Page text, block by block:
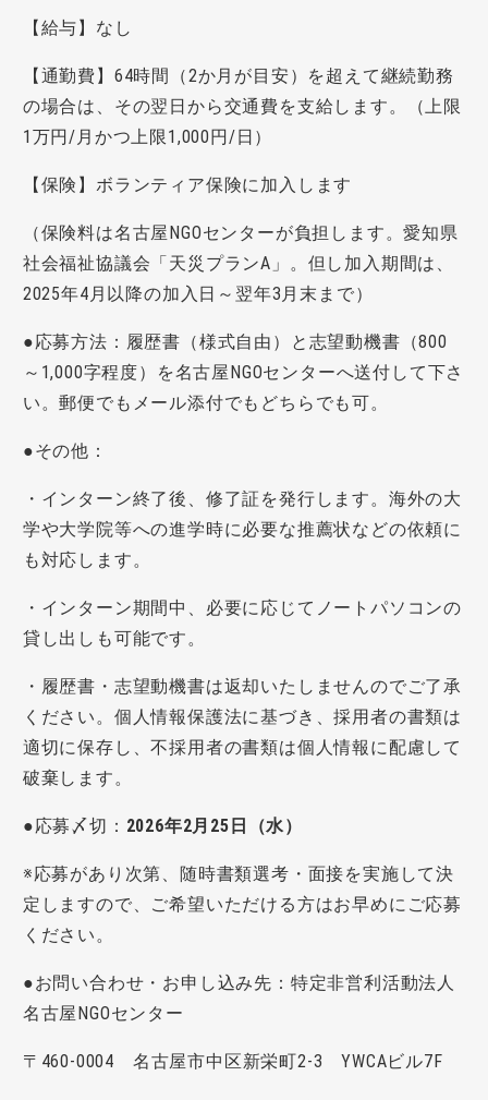
【給与】なし
【通勤費】64時間（2か月が目安）を超えて継続勤務
の場合は、その翌日から交通費を支給します。（上限
1万円/月かつ上限1,000円/日）
【保険】ボランティア保険に加入します
（保険料は名古屋NGOセンターが負担します。愛知県
社会福祉協議会「天災プランA」。但し加入期間は、
2025年4月以降の加入日～翌年3月末まで）
●応募方法：履歴書（様式自由）と志望動機書（800
～1,000字程度）を名古屋NGOセンターへ送付して下さ
い。郵便でもメール添付でもどちらでも可。
●その他：
・インターン終了後、修了証を発行します。海外の大
学や大学院等への進学時に必要な推薦状などの依頼に
も対応します。
・インターン期間中、必要に応じてノートパソコンの
貸し出しも可能です。
・履歴書・志望動機書は返却いたしませんのでご了承
ください。個人情報保護法に基づき、採用者の書類は
適切に保存し、不採用者の書類は個人情報に配慮して
破棄します。
●応募〆切： 2026年2月25日（水）
※応募があり次第、随時書類選考・面接を実施して決
定しますので、ご希望いただける方はお早めにご応募
ください。
●お問い合わせ・お申し込み先：特定非営利活動法人
名古屋NGOセンター
〒460-0004 名古屋市中区新栄町2-3 YWCAビル7F